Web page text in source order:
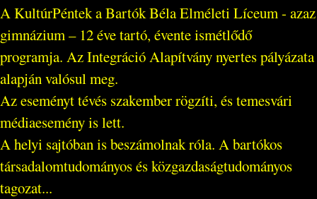
A KultúrPéntek a Bartók Béla Elméleti Líceum - azaz
gimnázium – 12 éve tartó, évente ismétlődő
programja. Az Integráció Alapítvány nyertes pályázata
alapján valósul meg.
Az eseményt tévés szakember rögzíti, és temesvári
médiaesemény is lett.
A helyi sajtóban is beszámolnak róla. A bartókos
társadalomtudományos és közgazdaságtudományos
tagozat...